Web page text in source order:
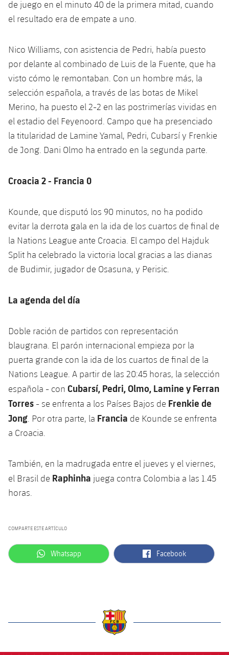
de juego en el minuto 40 de la primera mitad, cuando
el resultado era de empate a uno.
Nico Williams, con asistencia de Pedri, había puesto
por delante al combinado de Luis de la Fuente, que ha
visto cómo le remontaban. Con un hombre más, la
selección española, a través de las botas de Mikel
Merino, ha puesto el 2-2 en las postrimerías vividas en
el estadio del Feyenoord. Campo que ha presenciado
la titularidad de Lamine Yamal, Pedri, Cubarsí y Frenkie
de Jong. Dani Olmo ha entrado en la segunda parte.
Croacia 2 - Francia 0
Kounde, que disputó los 90 minutos, no ha podido
evitar la derrota gala en la ida de los cuartos de final de
la Nations League ante Croacia. El campo del Hajduk
Split ha celebrado la victoria local gracias a las dianas
de Budimir, jugador de Osasuna, y Perisic.
La agenda del día
Doble ración de partidos con representación
blaugrana. El parón internacional empieza por la
puerta grande con la ida de los cuartos de final de la
Nations League. A partir de las 20:45 horas, la selección
española - con Cubarsí, Pedri, Olmo, Lamine y Ferran
Torres - se enfrenta a los Países Bajos de Frenkie de
Jong . Por otra parte, la Francia de Kounde se enfrenta
a Croacia.
También, en la madrugada entre el jueves y el viernes,
el Brasil de Raphinha juega contra Colombia a las 1.45
horas.
COMPARTE ESTE ARTÍCULO
label.aria.whatsapp
Whatsapp label.aria.facebook
Facebook